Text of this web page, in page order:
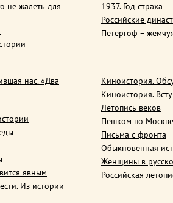
не жалеть для
1937. Год страха
Российские
Петергоф –
нас. «Два
явным
Из истории
Киноистория.
Киноистория.
Летопись веков
Пешком по Москве
Письма с фронта
Обыкновенная
Женщины в
Российская